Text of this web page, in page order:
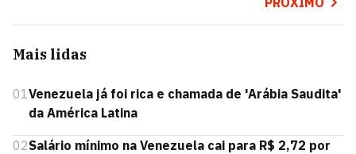
Mais lidas
01Venezuela já foi rica e chamada de 'Arábia Saudita'
da América Latina
02Salário mínimo na Venezuela cai para R$ 2,72 por